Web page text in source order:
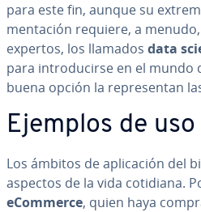
para este fin, aunque su
me­n­ta­ción requiere, a
expertos, los llamados data
para in­tro­du­ci­r­se en el mundo
buena opción la re­pre­se­n­tan
Ejemplos de
Los ámbitos de apli­ca­ción del
aspectos de la vida cotidiana.
eCommerce, quien haya